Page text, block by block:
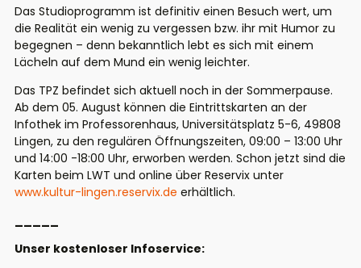
Das Studioprogramm ist definitiv einen Besuch wert, um
die Realität ein wenig zu vergessen bzw. ihr mit Humor zu
begegnen – denn bekanntlich lebt es sich mit einem
Lächeln auf dem Mund ein wenig leichter.
Das TPZ befindet sich aktuell noch in der Sommerpause.
Ab dem 05. August können die Eintrittskarten an der
Infothek im Professorenhaus, Universitätsplatz 5-6, 49808
Lingen, zu den regulären Öffnungszeiten, 09:00 – 13:00 Uhr
und 14:00 -18:00 Uhr, erworben werden. Schon jetzt sind die
Karten beim LWT und online über Reservix unter
www.kultur-lingen.reservix.de erhältlich.
Unser kostenloser Infoservice: